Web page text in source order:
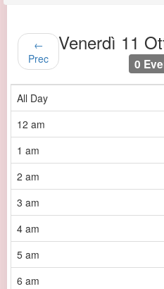
←
Prec
Venerdì 11
0
All Day
12 am
1 am
2 am
3 am
4 am
5 am
6 am